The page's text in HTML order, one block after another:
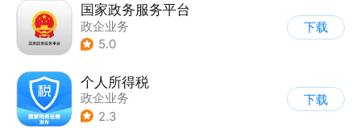
国家政务服务平台
政企业务
5.0
下载
个人所得税
政企业务
2.3
下载